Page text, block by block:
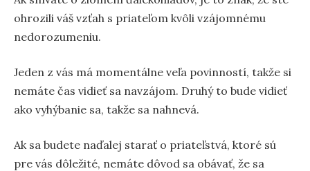
ohrozili váš vzťah s priateľom kvôli vzájomnému
nedorozumeniu.
Jeden z vás má momentálne veľa povinností, takže si
nemáte čas vidieť sa navzájom. Druhý to bude vidieť
ako vyhýbanie sa, takže sa nahnevá.
Ak sa budete naďalej starať o priateľstvá, ktoré sú
pre vás dôležité, nemáte dôvod sa obávať, že sa